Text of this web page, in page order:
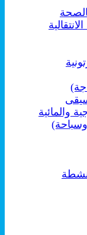
والمائية